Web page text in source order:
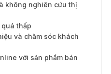
không nghiên cứu thị
thấp
và chăm sóc khách
với sản phẩm bán